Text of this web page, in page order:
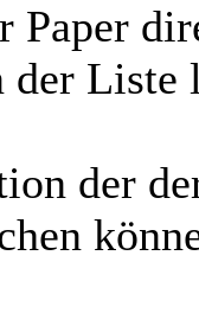
Paper
Liste
der